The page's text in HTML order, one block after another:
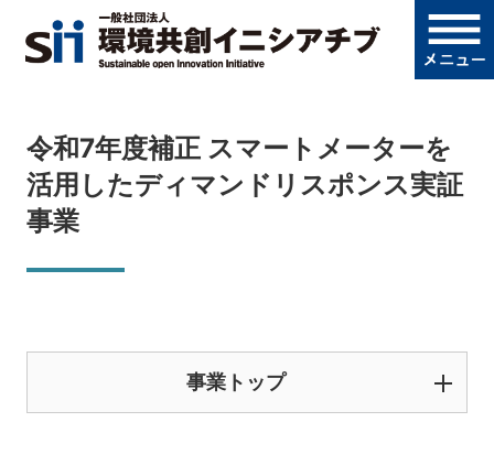
令和7年度補正 スマートメーターを
活用したディマンドリスポンス実証
事業
事業トップ